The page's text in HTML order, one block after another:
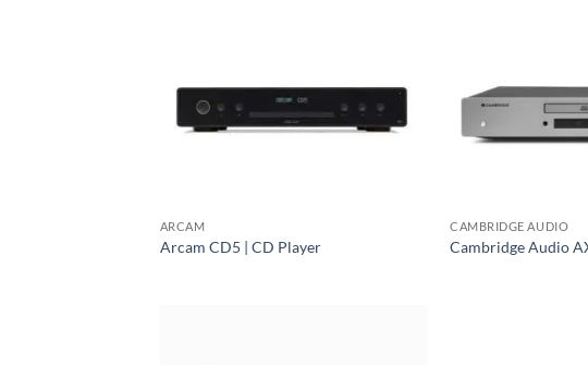
ARCAM
Arcam CD5 | CD Player
CAMBRIDGE AUDIO
Cambridge Audio